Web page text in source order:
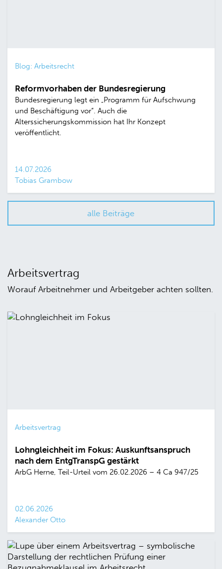
Blog: Arbeitsrecht
Reformvorhaben der Bundesregierung
Bundesregierung legt ein „Programm für Aufschwung
und Beschäftigung vor“. Auch die
Alterssicherungskommission hat Ihr Konzept
veröffentlicht.
14.07.2026
Tobias Grambow
alle Beiträge
Arbeitsvertrag
Worauf Arbeitnehmer und Arbeitgeber achten sollten.
Arbeitsvertrag
Lohngleichheit im Fokus: Auskunftsanspruch
nach dem EntgTranspG gestärkt
ArbG Herne, Teil-Urteil vom 26.02.2026 – 4 Ca 947/25
02.06.2026
Alexander Otto